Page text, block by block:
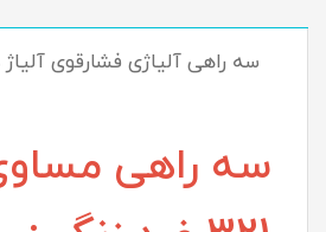
سه راهی آلیاژی فشارقوی آلیاژ
سه راهی